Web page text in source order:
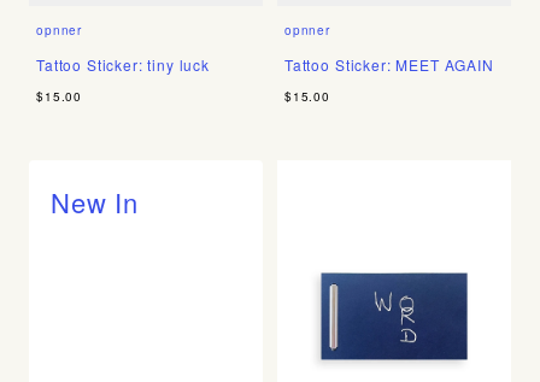
opnner
Tattoo Sticker: tiny luck
$15.00
opnner
Tattoo Sticker: MEET AGAIN
$15.00
New In